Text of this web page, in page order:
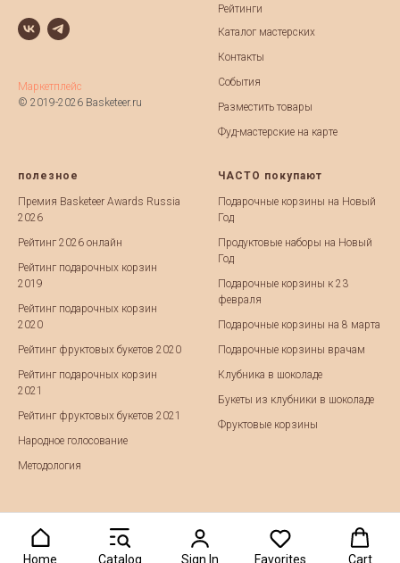
Home Catalog Sign In Favorites Cart
Маркетплейс
© 2019-2026 Basketeer.ru
Рейтинги
Каталог мастерских
Контакты
События
Разместить товары
Фуд-мастерские на карте
полезное
Премия Basketeer Awards Russia
2026
Рейтинг 2026 онлайн
Рейтинг подарочных корзин
2019
Рейтинг подарочных корзин
2020
Рейтинг фруктовых букетов 2020
Рейтинг подарочных корзин
2021
Рейтинг фруктовых букетов 2021
Народное голосование
Методология
ЧАСТО покупают
Подарочные корзины на Новый
Год
Продуктовые наборы на Новый
Год
Подарочные корзины к 23
февраля
Подарочные корзины на 8 марта
Подарочные корзины врачам
Клубника в шоколаде
Букеты из клубники в шоколаде
Фруктовые корзины